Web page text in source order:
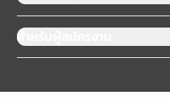
สำหรับผู้สมัครงาน